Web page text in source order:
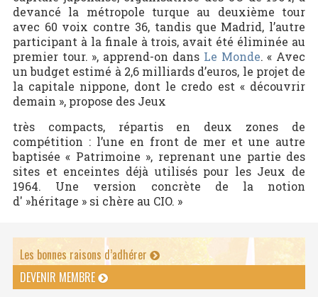
devancé la métropole turque au deuxième tour
avec 60 voix contre 36, tandis que Madrid, l’autre
participant à la finale à trois, avait été éliminée au
premier tour. », apprend-on dans Le Monde. « Avec
un budget estimé à 2,6 milliards d’euros, le projet de
la capitale nippone, dont le credo est « découvrir
demain », propose des Jeux
très compacts, répartis en deux zones de
compétition : l’une en front de mer et une autre
baptisée « Patrimoine », reprenant une partie des
sites et enceintes déjà utilisés pour les Jeux de
1964. Une version concrète de la notion
d' »héritage » si chère au CIO. »
Les bonnes raisons d’adhérer
DEVENIR MEMBRE